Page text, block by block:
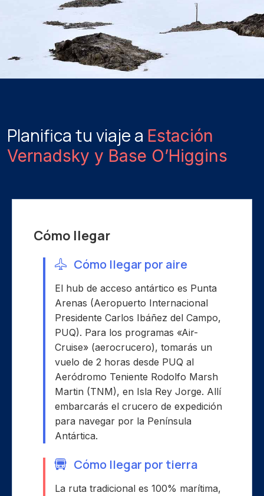
Planifica tu viaje a Estación
Vernadsky y Base O’Higgins
Cómo llegar
Cómo llegar por aire
El hub de acceso antártico es Punta
Arenas (Aeropuerto Internacional
Presidente Carlos Ibáñez del Campo,
PUQ). Para los programas «Air-
Cruise» (aerocrucero), tomarás un
vuelo de 2 horas desde PUQ al
Aeródromo Teniente Rodolfo Marsh
Martin (TNM), en Isla Rey Jorge. Allí
embarcarás el crucero de expedición
para navegar por la Península
Antártica.
Cómo llegar por tierra
La ruta tradicional es 100% marítima,